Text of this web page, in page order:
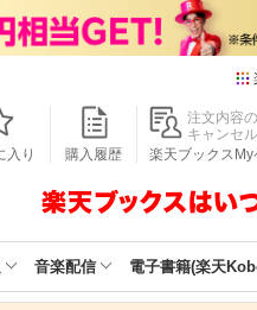
入り 購入履歴
注文内容
キャンセル
楽天ブックスMy
音楽配信 電子書籍(楽天